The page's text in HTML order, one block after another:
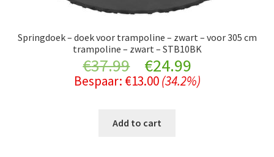
Springdoek – doek voor trampoline – zwart – voor 305 cm
trampoline – zwart – STB10BK
€37.99
Original
price
was:
€24.99Current
price
Bespaar: €13.00 (34.2%)
Add to cart